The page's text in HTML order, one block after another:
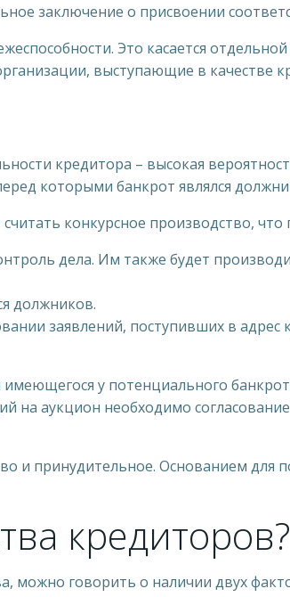
заключение о присвоении
Это касается
выступающие в качестве
кредитора – высокая
которыми банкрот являлся
конкурсное производство, что
дела. Им также будет
должников.
заявлений, поступивших в
у потенциального
на аукцион необходимо
и принудительное. Основанием для
кредиторов?
можно говорить о наличии двух